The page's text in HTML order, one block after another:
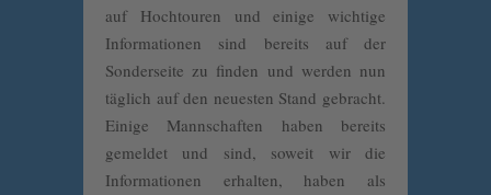
auf Hochtouren und einige wichtige
Informationen sind bereits auf der
Sonderseite zu finden und werden nun
täglich auf den neuesten Stand gebracht.
Einige Mannschaften haben bereits
gemeldet und sind, soweit wir die
Informationen erhalten, haben als